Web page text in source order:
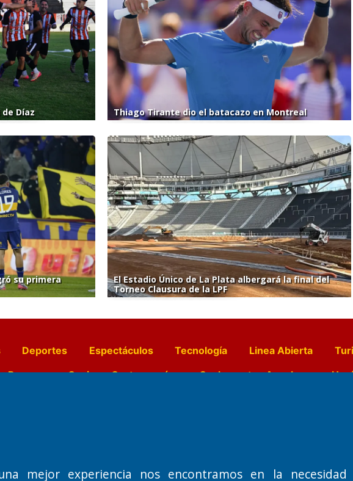
Díaz Thiago Tirante dio el batacazo en Montreal
su primera
El Estadio Único de La Plata albergará la final del
Torneo Clausura de la LPF
Deportes Espectáculos Tecnología Linea Abierta
Pampa Cocina y Gastronomía Suplementos Anuales
el
Doctor Antonio Nemesio
Domicilio Legal: José Ingenieros 855,
Director
mejor experiencia nos encontramos en la necesidad